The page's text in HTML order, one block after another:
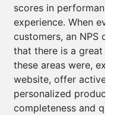
scores in
experience. When
customers, an NPS
that there is a great
these areas were,
website, offer active
personalized product
completeness and